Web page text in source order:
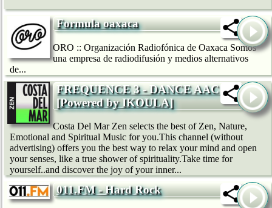
Formula oaxaca
ORO :: Organización Radiofónica de Oaxaca Somos
una empresa de radiodifusión y medios alternativos
de...
FREQUENCE 3 - DANCE AAC
[Powered by IKOULA]
Costa Del Mar Zen selects the best of Zen, Nature,
Emotional and Spiritual Music for you.This channel (without
advertising) offers you the best way to relax your mind and open
your senses, like a true shower of spirituality.Take time for
yourself..and discover the joy of your inner...
011.FM - Hard Rock